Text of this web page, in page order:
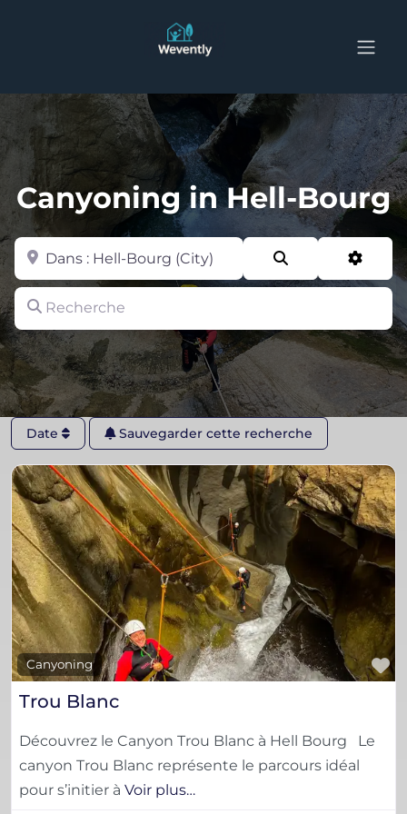
Canyoning in Hell-Bourg
Recherche
Zone
Date Sauvegarder cette recherche
Canyoning
Trou Blanc
Découvrez le Canyon Trou Blanc à Hell Bourg Le
canyon Trou Blanc représente le parcours idéal
pour s’initier à Voir plus…